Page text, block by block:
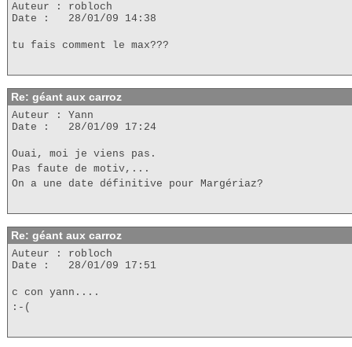
Auteur : robloch
Date : 28/01/09 14:38
tu fais comment le max???
Re: géant aux carroz
Auteur : Yann
Date : 28/01/09 17:24
Ouai, moi je viens pas.
Pas faute de motiv,...
On a une date définitive pour Margériaz?
Re: géant aux carroz
Auteur : robloch
Date : 28/01/09 17:51
c con yann....
:-(